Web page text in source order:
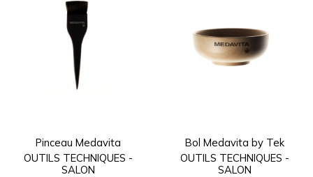
Pinceau Medavita
OUTILS TECHNIQUES -
SALON
Bol Medavita by Tek
OUTILS TECHNIQUES -
SALON